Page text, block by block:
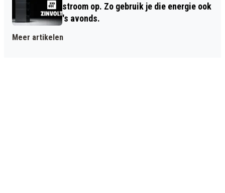
stroom op. Zo gebruik je die energie ook
's avonds.
Meer artikelen